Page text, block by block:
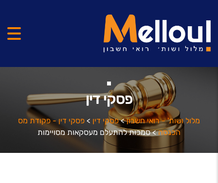
פסקי דין
מלול ושות' - רואי חשבון>פסקי דין > פסקי דין - פקודת מס
הכנסה>סמכות להתעלם מעסקאות מסויימות